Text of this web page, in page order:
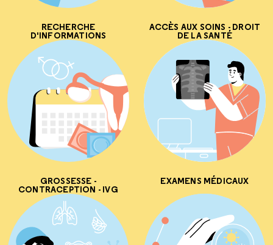
RECHERCHE
D'INFORMATIONS
ACCÈS AUX SOINS - DROIT
DE LA SANTÉ
GROSSESSE -
CONTRACEPTION - IVG
EXAMENS MÉDICAUX